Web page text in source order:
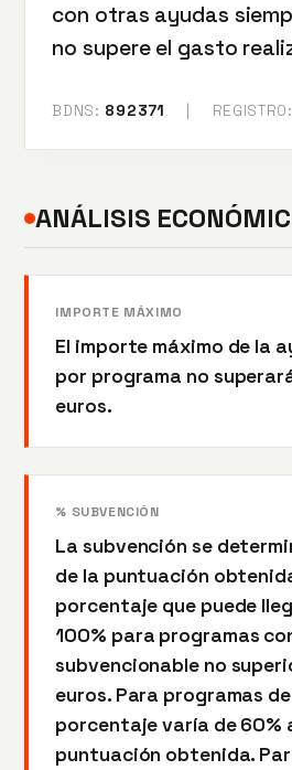
con otras ayudas
no supere el gasto
BDNS: 892371 REGISTRO:
ANÁLISIS
IMPORTE MÁXIMO
El importe máximo de la
por programa no
euros.
% SUBVENCIÓN
La subvención se
de la puntuación
porcentaje que puede
100% para programas
subvencionable no
euros. Para programas
porcentaje varía de 60%
puntuación obtenida.